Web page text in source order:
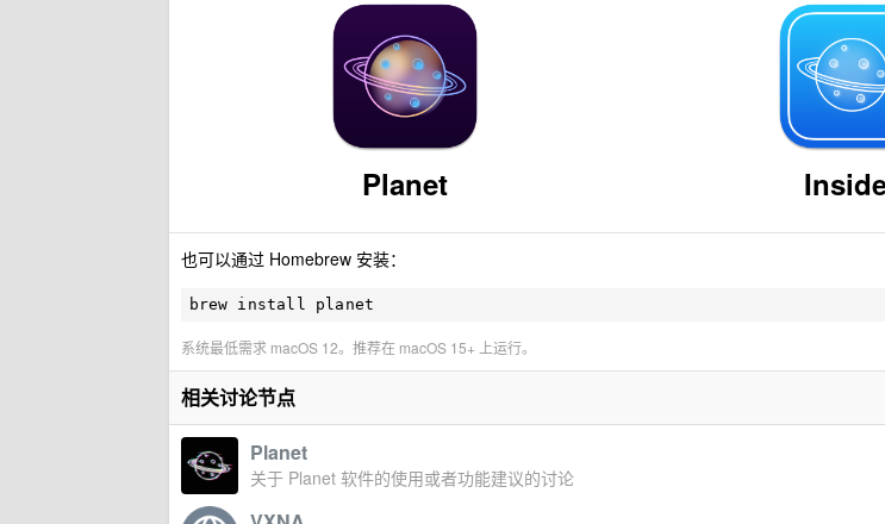
Planet
也可以通过 Homebrew 安装：
brew install planet
系统最低需求 macOS 12。推荐在 macOS 15+ 上运行。
相关讨论节点
Planet
关于 Planet 软件的使用或者功能建议的讨论